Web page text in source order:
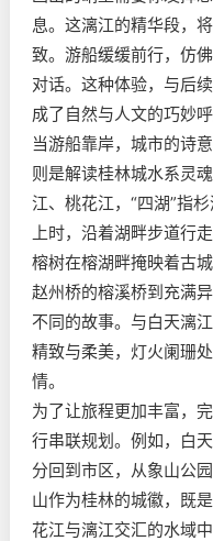
息。这漓江的精华段，
致。游船缓缓前行，仿
对话。这种体验，与后
成了自然与人文的巧妙呼
当游船靠岸，城市的诗
则是解读桂林城水系灵
江、桃花江，“四湖”指
上时，沿着湖畔步道行
榕树在榕湖畔掩映着古
赵州桥的榕溪桥到充满
不同的故事。与白天漓
精致与柔美，灯火阑珊
情。
为了让旅程更加丰富，
行串联规划。例如，白
分回到市区，从象山公
山作为桂林的城徽，既
花江与漓江交汇的水域